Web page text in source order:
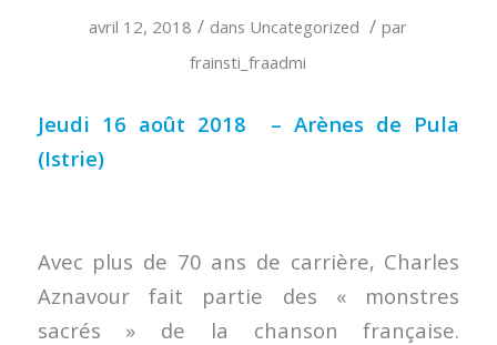
avril 12, 2018 / dans Uncategorized / par
frainsti_fraadmi
Jeudi 16 août 2018 – Arènes de Pula
(Istrie)
Avec plus de 70 ans de carrière, Charles
Aznavour fait partie des « monstres
sacrés » de la chanson française.